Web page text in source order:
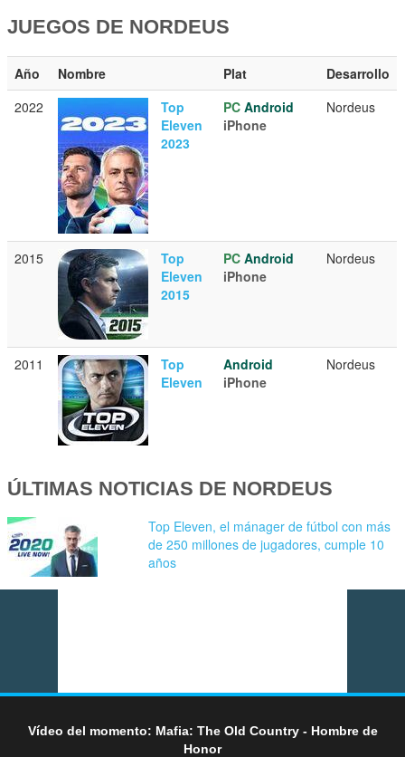
JUEGOS DE NORDEUS
Año Nombre Plat
Desarrollo
2022
Top
Eleven
2023
PC Android
iPhone
Nordeus
2015
Top
Eleven
2015
PC Android
iPhone
Nordeus
2011
Top
Eleven
Android
iPhone
Nordeus
ÚLTIMAS NOTICIAS DE NORDEUS
Top Eleven, el mánager de fútbol con más
de 250 millones de jugadores, cumple 10
años
Vídeo del momento: Mafia: The Old Country - Hombre de
Honor